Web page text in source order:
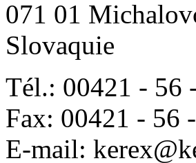
071 01
Slovaquie
Tél.: 00421 - 56
Fax: 00421 - 56
E-mail: